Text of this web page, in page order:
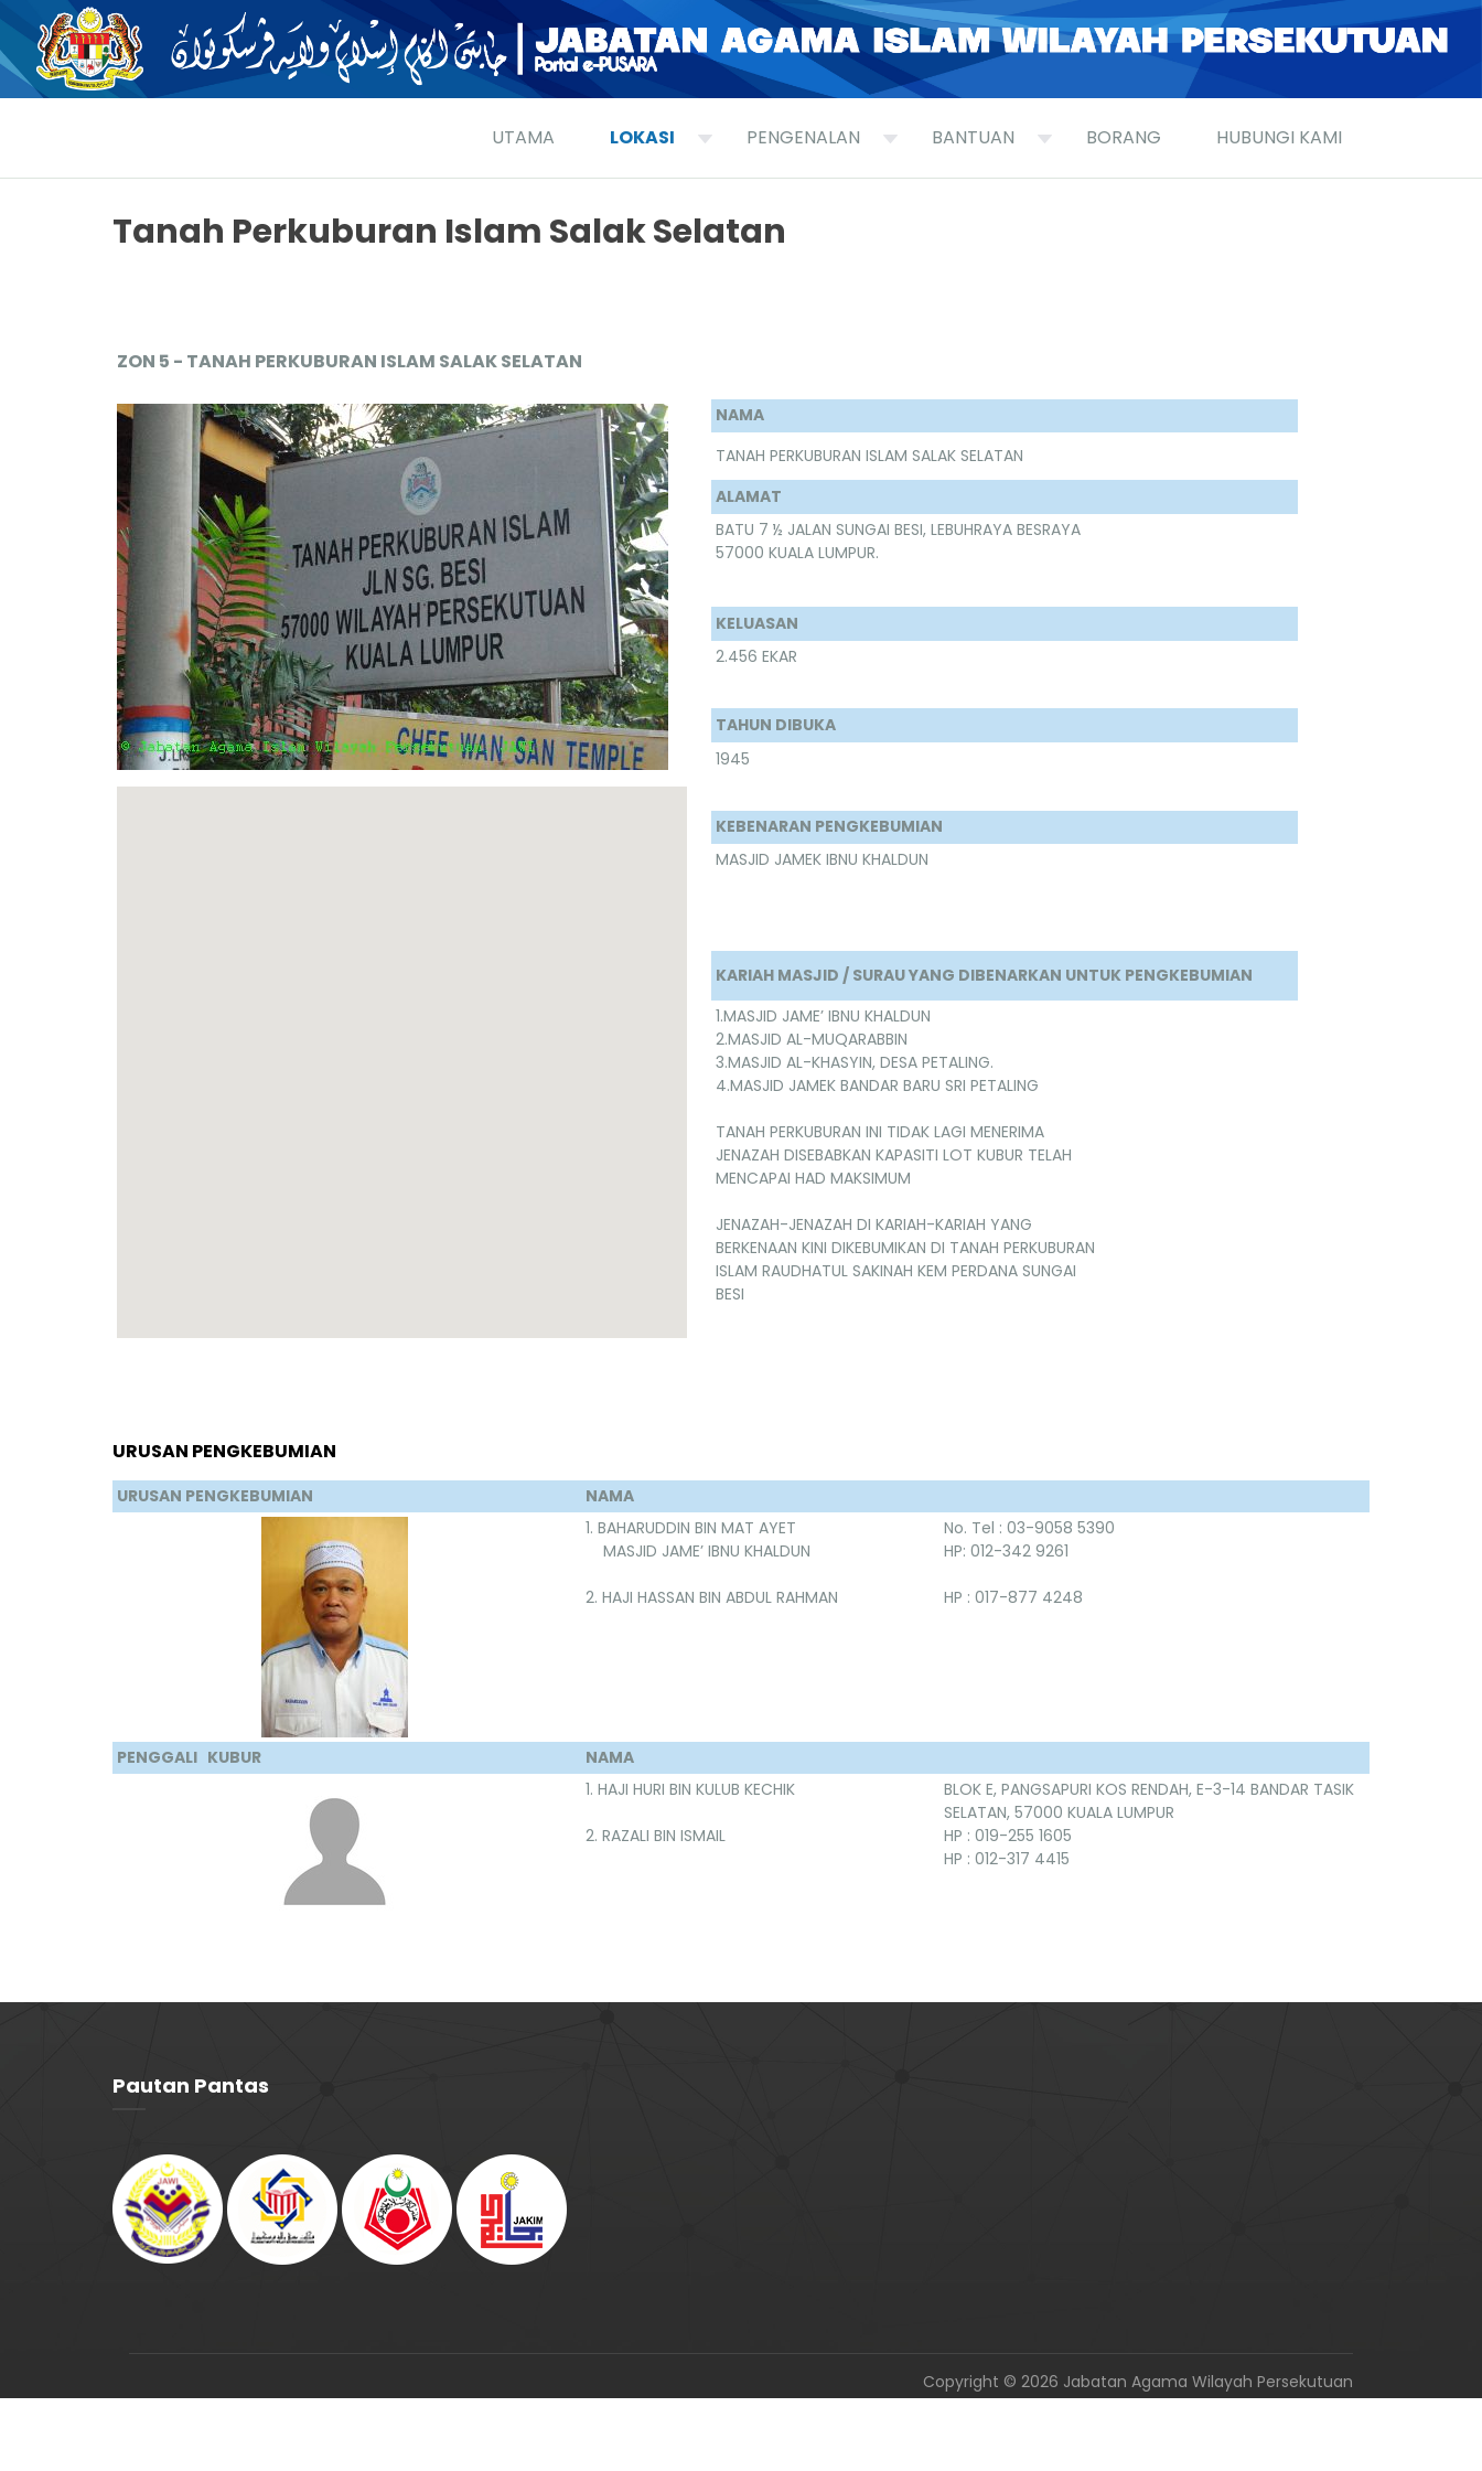
UTAMA LOKASI PENGENALAN BANTUAN BORANG HUBUNGI KAMI
Tanah Perkuburan Islam Salak Selatan
ZON 5 - TANAH PERKUBURAN ISLAM SALAK SELATAN
NAMA
TANAH PERKUBURAN ISLAM SALAK SELATAN
ALAMAT
BATU 7 ½ JALAN SUNGAI BESI, LEBUHRAYA BESRAYA
57000 KUALA LUMPUR.
KELUASAN
2.456 EKAR
TAHUN DIBUKA
1945
KEBENARAN PENGKEBUMIAN
MASJID JAMEK IBNU KHALDUN
KARIAH MASJID / SURAU YANG DIBENARKAN UNTUK PENGKEBUMIAN
1.MASJID JAME’ IBNU KHALDUN
2.MASJID AL-MUQARABBIN
3.MASJID AL-KHASYIN, DESA PETALING.
4.MASJID JAMEK BANDAR BARU SRI PETALING
TANAH PERKUBURAN INI TIDAK LAGI MENERIMA
JENAZAH DISEBABKAN KAPASITI LOT KUBUR TELAH
MENCAPAI HAD MAKSIMUM
JENAZAH-JENAZAH DI KARIAH-KARIAH YANG
BERKENAAN KINI DIKEBUMIKAN DI TANAH PERKUBURAN
ISLAM RAUDHATUL SAKINAH KEM PERDANA SUNGAI
BESI
URUSAN PENGKEBUMIAN
URUSAN PENGKEBUMIAN
NAMA
1. BAHARUDDIN BIN MAT AYET
MASJID JAME’ IBNU KHALDUN
2. HAJI HASSAN BIN ABDUL RAHMAN
No. Tel : 03-9058 5390
HP: 012-342 9261
HP : 017-877 4248
PENGGALI KUBUR
NAMA
1. HAJI HURI BIN KULUB KECHIK
2. RAZALI BIN ISMAIL
BLOK E, PANGSAPURI KOS RENDAH, E-3-14 BANDAR TASIK
SELATAN, 57000 KUALA LUMPUR
HP : 019-255 1605
HP : 012-317 4415
Pautan Pantas
Copyright © 2026 Jabatan Agama Wilayah Persekutuan